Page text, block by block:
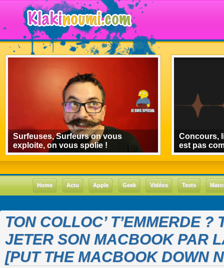
Surfeuses, Surfeurs on vous
exploite, on vous spolie !
Concours,
est pas
Home Actu Apple Geek Vidéos Tests
TON COLLOC’ T’EMMERDE ?
JETER SON MACBOOK PAR
[PUT THE MACBOOK DOWN